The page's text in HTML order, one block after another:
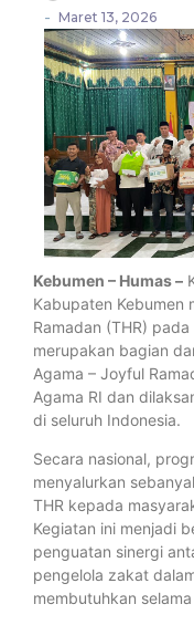
- Maret 13, 2026
Kebumen – Humas –
Kabupaten Kebumen
Ramadan (THR)
merupakan bagian
Agama – Joyful
Agama RI dan
di seluruh Indonesia.
Secara nasional,
menyalurkan
THR kepada
Kegiatan ini menjadi
penguatan sinergi
pengelola zakat
membutuhkan